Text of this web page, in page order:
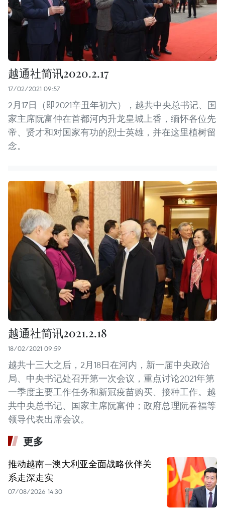
越通社简讯2020.2.17
17/02/2021 09:57
2月17日（即2021辛丑年初六），越共中央总书记、国
家主席阮富仲在首都河内升龙皇城上香，缅怀各位先
帝、贤才和对国家有功的烈士英雄，并在这里植树留
念。
越通社简讯2021.2.18
18/02/2021 09:59
越共十三大之后，2月18日在河内，新一届中央政治
局、中央书记处召开第一次会议，重点讨论2021年第
一季度主要工作任务和新冠疫苗购买、接种工作。越
共中央总书记、国家主席阮富仲；政府总理阮春福等
领导代表出席会议。
更多
推动越南—澳大利亚全面战略伙伴关
系走深走实
07/08/2026 14:30